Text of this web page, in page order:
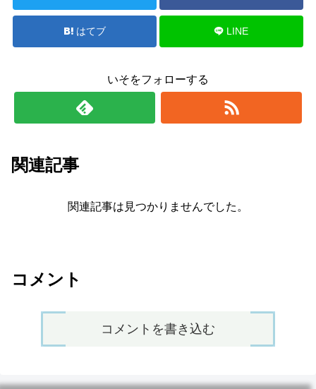
はてブ LINE
いそをフォローする
関連記事
関連記事は見つかりませんでした。
コメント
コメントを書き込む